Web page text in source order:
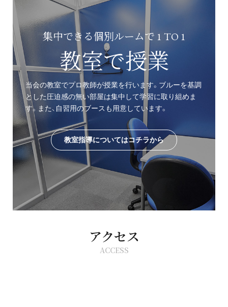
集中できる個別ルームで 1 TO 1
教室で授業
当会の教室でプロ教師が授業を行います。ブルーを基調
とした圧迫感の無い部屋は集中して学習に取り組めま
す。また、自習用のブースも用意しています。
教室指導についてはコチラから
アクセス
ACCESS